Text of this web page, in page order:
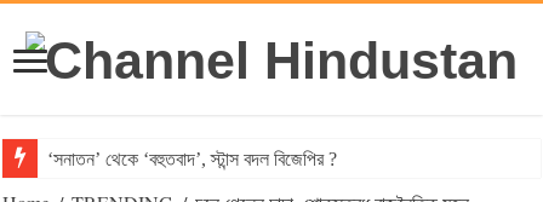
‘সনাতন’ থেকে ‘বহুতবাদ’, স্টান্স বদল বিজেপির ?